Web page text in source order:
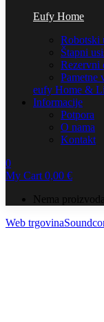
Eufy Home
Robotski
Štapni
Rezervni
Pametne
eufy Home &
Informacije
Potpora
O nama
Kontakt
0
My Cart0,00 €
Nema
Web trgovina